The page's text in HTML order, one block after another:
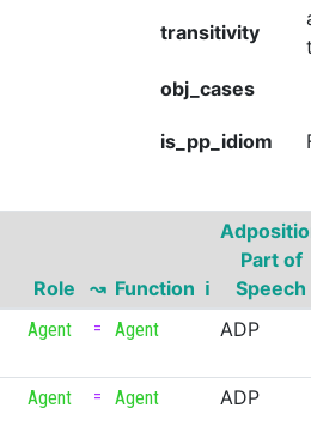
transitivity
obj_cases
is_pp_idiom
Role ↝ Function ℹ
Part of
Speech
Agent = Agent ADP
Agent = Agent ADP